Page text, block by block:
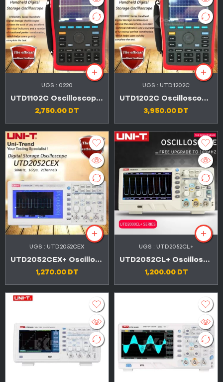
UGS : 0220
UTD1102C Oscilloscope de stockage numérique portable
2,750.00 DT
UGS : UTD1202C
UTD1202C Oscilloscope de stockage numérique portable
3,950.00 DT
UGS : UTD2052CEX
UTD2052CEX+ Oscilloscopes numériques à mémoire
1,270.00 DT
UGS : UTD2052CL+
UTD2052CL+ Oscilloscopes numériques 2 canaux
1,200.00 DT